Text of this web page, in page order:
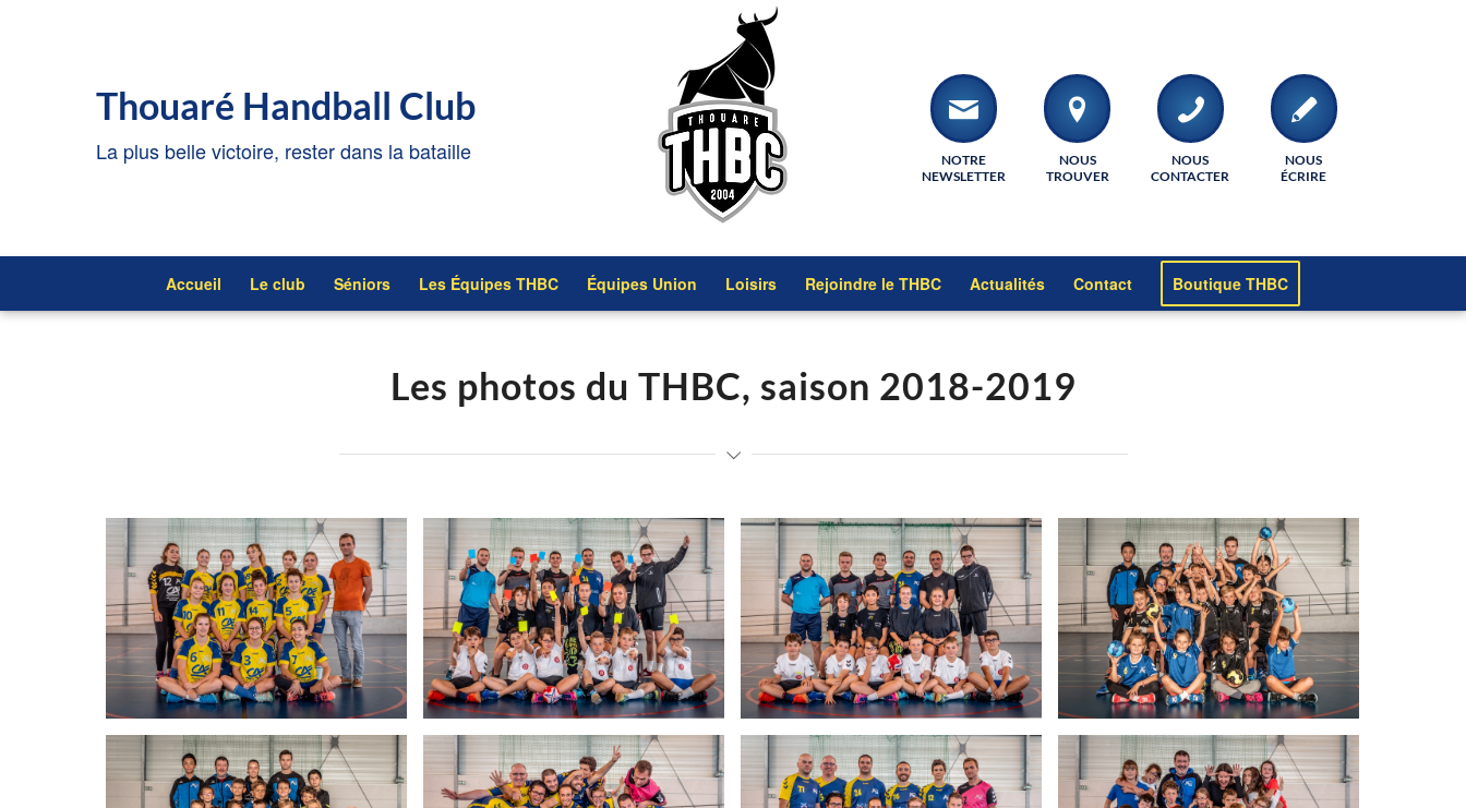
Thouaré Handball Club
La plus belle victoire, rester dans la bataille
NOTRE
NEWSLETTER
NOUS
TROUVER
NOUS
CONTACTER
NOUS
ÉCRIRE
Accueil Le club Séniors Les Équipes THBC Équipes Union Loisirs Rejoindre le THBC Actualités Contact Boutique THBC
Les photos du THBC, saison 2018-2019